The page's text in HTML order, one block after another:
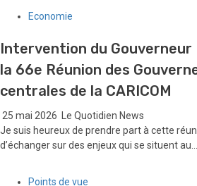
Economie
Intervention du Gouverneur
la 66e Réunion des
centrales de la CARICOM
25 mai 2026
Le Quotidien News
Je suis heureux de prendre part à cette
d’échanger sur des enjeux qui se situent au...
Points de vue